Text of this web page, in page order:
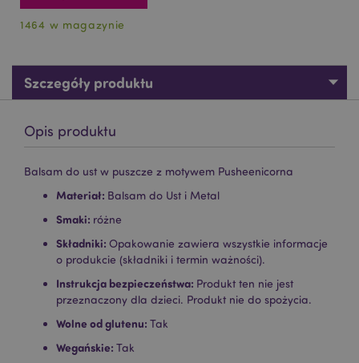
1464 w magazynie
Szczegóły produktu
Opis produktu
Balsam do ust w puszcze z motywem Pusheenicorna
Materiał: Balsam do Ust i Metal
Smaki: różne
Składniki: Opakowanie zawiera wszystkie informacje
o produkcie (składniki i termin ważności).
Instrukcja bezpieczeństwa: Produkt ten nie jest
przeznaczony dla dzieci. Produkt nie do spożycia.
Wolne od glutenu: Tak
Wegańskie: Tak